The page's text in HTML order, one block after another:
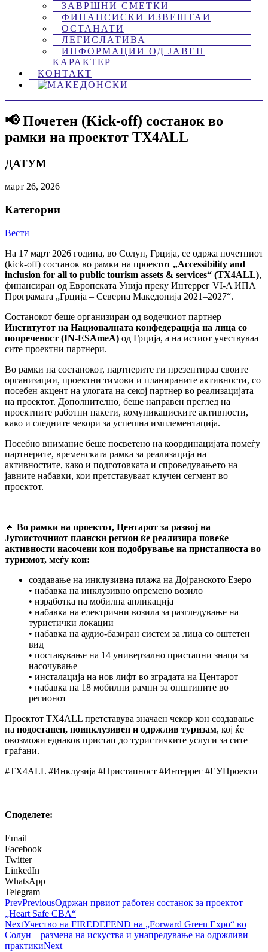
ЗАВРШНИ СМЕТКИ
ФИНАНСИСКИ ИЗВЕШТАИ
ОСТАНАТИ
ЛЕГИСЛАТИВА
ИНФОРМАЦИИ ОД ЈАВЕН
КАРАКТЕР
КОНТАКТ
📢 Почетен (Kick-off) состанок во
рамки на проектот TX4ALL
ДАТУМ
март 26, 2026
Категории
Вести
На 17 март 2026 година, во Солун, Грција, се одржа почетниот
(kick-off) состанок во рамки на проектот „Accessibility and
inclusion for all to public tourism assets & services“ (TX4ALL),
финансиран од Европската Унија преку Интеррег VI-A ИПА
Програмата „Грција – Северна Македонија 2021–2027“.
Состанокот беше организиран од водечкиот партнер –
Институтот на Националната конфедерација на лица со
попреченост (IN-ESAmeA) од Грција, а на истиот учествуваа
сите проектни партнери.
Во рамки на состанокот, партнерите ги презентираа своите
организации, проектни тимови и планираните активности, со
посебен акцент на улогата на секој партнер во реализацијата
на проектот. Дополнително, беше направен преглед на
проектните работни пакети, комуникациските активности,
како и следните чекори за успешна имплементација.
Посебно внимание беше посветено на координацијата помеѓу
партнерите, временската рамка за реализација на
активностите, како и подготовката и спроведувањето на
јавните набавки, кои претставуваат клучен сегмент во
проектот.
🔹 Во рамки на проектот, Центарот за развој на
Југоисточниот плански регион ќе реализира повеќе
активности насочени кон подобрување на пристапноста во
туризмот, меѓу кои:
создавање на инклузивна плажа на Дојранското Езеро
• набавка на инклузивно опремено возило
• изработка на мобилна апликација
• набавка на електрични возила за разгледување на
туристички локации
• набавка на аудио-базиран систем за лица со оштетен
вид
• поставување на 14 универзално пристапни знаци за
насочување
• инсталација на нов лифт во зградата на Центарот
• набавка на 18 мобилни рампи за општините во
регионот
Проектот TX4ALL претставува значаен чекор кон создавање
на подостапен, поинклузивен и одржлив туризам, кој ќе
овозможи еднаков пристап до туристичките услуги за сите
граѓани.
#TX4ALL #Инклузија #Пристапност #Интеррег #ЕУПроекти
Споделeте:
Email
Facebook
Twitter
LinkedIn
WhatsApp
Telegram
PrevPreviousОдржан првиот работен состанок за проектот
„Heart Safe CBA“
NextУчество на FIREDEFEND на „Forward Green Expo“ во
Солун – размена на искуства и унапредување на одржливи
практикиNext